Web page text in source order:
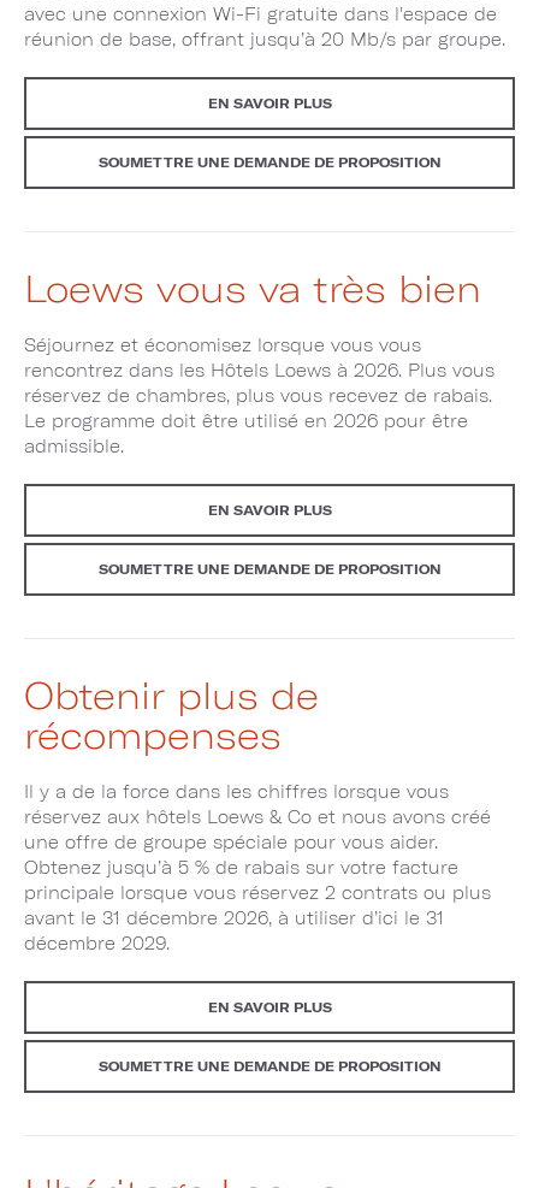
avec une connexion Wi-Fi gratuite dans l'espace de
réunion de base, offrant jusqu’à 20 Mb/s par groupe.
EN SAVOIR PLUS
SOUMETTRE UNE DEMANDE DE PROPOSITION
Loews vous va très bien
Séjournez et économisez lorsque vous vous
rencontrez dans les Hôtels Loews à 2026. Plus vous
réservez de chambres, plus vous recevez de rabais.
Le programme doit être utilisé en 2026 pour être
admissible.
EN SAVOIR PLUS
SOUMETTRE UNE DEMANDE DE PROPOSITION
Obtenir plus de
récompenses
Il y a de la force dans les chiffres lorsque vous
réservez aux hôtels Loews & Co et nous avons créé
une offre de groupe spéciale pour vous aider.
Obtenez jusqu’à 5 % de rabais sur votre facture
principale lorsque vous réservez 2 contrats ou plus
avant le 31 décembre 2026, à utiliser d’ici le 31
décembre 2029.
EN SAVOIR PLUS
SOUMETTRE UNE DEMANDE DE PROPOSITION